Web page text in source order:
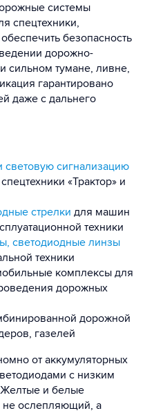
системы
спецтехники,
безопасность
дорожно-
сильном тумане, ливне,
гарантировано
даже с дальнего
сигнализацию
«Трактор» и
стрелки для машин
техники
светодиодные линзы
техники
комплексы для
дорожных
дорожной
газелей
от аккумуляторных
с низким
и белые
не ослепляющий, а